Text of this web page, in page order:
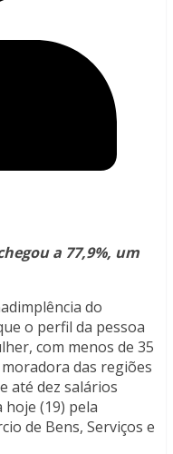
a 77,9%, um
do
o perfil da pessoa
com menos de 35
das regiões
até dez salários
hoje (19) pela
de Bens, Serviços e